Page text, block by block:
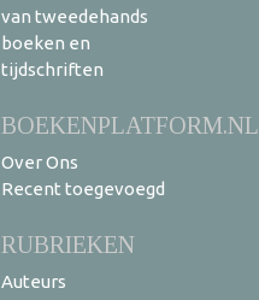
van tweedehands
boeken en
tijdschriften
BOEKENPLATFORM.NL
Over Ons
Recent toegevoegd
RUBRIEKEN
Auteurs